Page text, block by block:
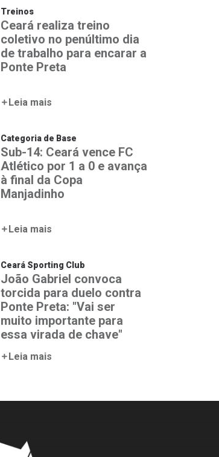
Treinos
Ceará realiza treino
coletivo no penúltimo dia
de trabalho para encarar a
Ponte Preta
Leia mais
Categoria de Base
Sub-14: Ceará vence FC
Atlético por 1 a 0 e avança
à final da Copa
Manjadinho
Leia mais
Ceará Sporting Club
João Gabriel convoca
torcida para duelo contra
Ponte Preta: "Vai ser
muito importante para
essa virada de chave"
Leia mais